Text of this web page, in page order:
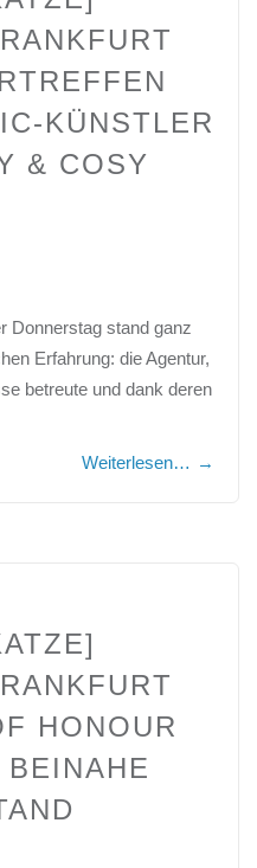
KÜNSTLER
& COSY
Donnerstag stand ganz
Erfahrung: die Agentur,
betreute und dank deren
Weiterlesen… →
HONOUR